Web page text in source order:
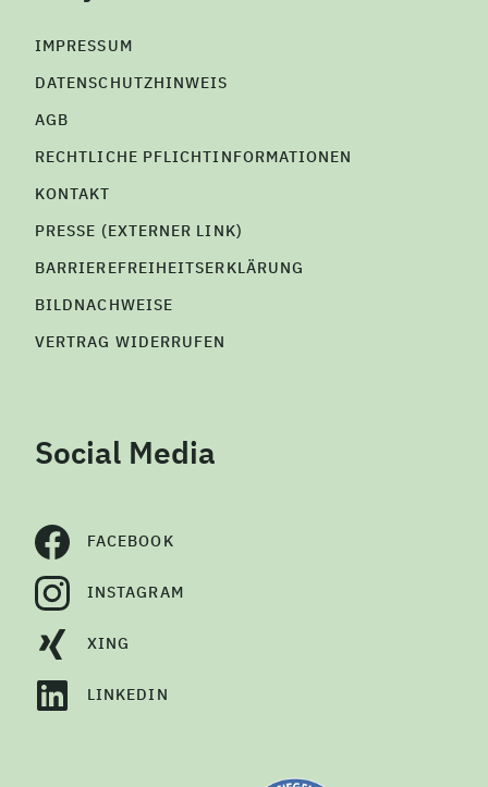
IMPRESSUM
DATENSCHUTZHINWEIS
AGB
RECHTLICHE PFLICHTINFORMATIONEN
KONTAKT
PRESSE (EXTERNER LINK)
BARRIEREFREIHEITSERKLÄRUNG
BILDNACHWEISE
VERTRAG WIDERRUFEN
Social Media
FACEBOOK
INSTAGRAM
XING
LINKEDIN